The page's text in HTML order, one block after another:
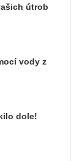
útrob
vody z
dole!